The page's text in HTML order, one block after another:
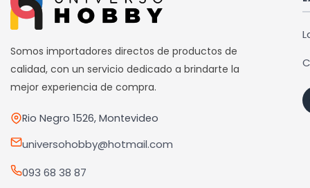
Somos importadores directos de productos de
calidad, con un servicio dedicado a brindarte la
mejor experiencia de compra.
Rio Negro 1526, Montevideo
universohobby@hotmail.com
093 68 38 87